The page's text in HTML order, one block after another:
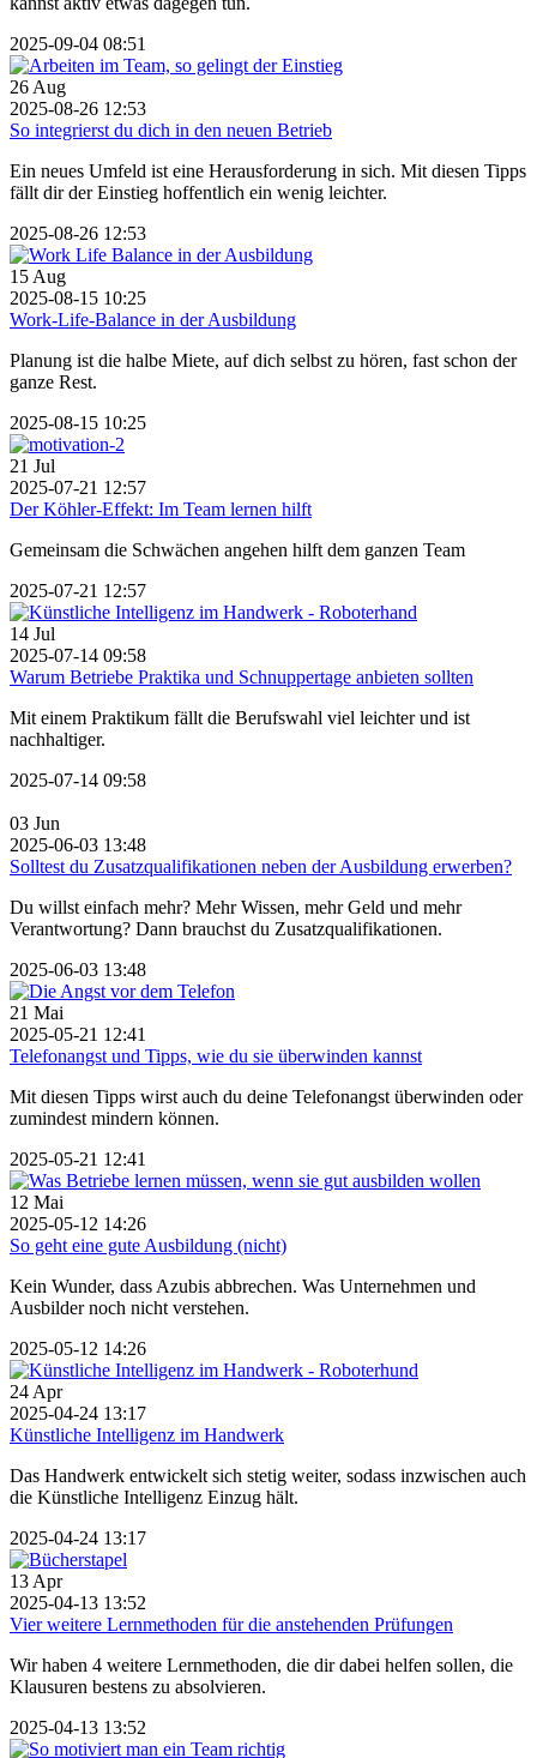
2025-09-04 08:51
26 Aug
2025-08-26 12:53
So integrierst du dich in den neuen Betrieb
Ein neues Umfeld ist eine Herausforderung in sich. Mit diesen Tipps
fällt dir der Einstieg hoffentlich ein wenig leichter.
2025-08-26 12:53
15 Aug
2025-08-15 10:25
Work-Life-Balance in der Ausbildung
Planung ist die halbe Miete, auf dich selbst zu hören, fast schon der
ganze Rest.
2025-08-15 10:25
21 Jul
2025-07-21 12:57
Der Köhler-Effekt: Im Team lernen hilft
Gemeinsam die Schwächen angehen hilft dem ganzen Team
2025-07-21 12:57
14 Jul
2025-07-14 09:58
Warum Betriebe Praktika und Schnuppertage anbieten sollten
Mit einem Praktikum fällt die Berufswahl viel leichter und ist
nachhaltiger.
2025-07-14 09:58
03 Jun
2025-06-03 13:48
Solltest du Zusatzqualifikationen neben der Ausbildung erwerben?
Du willst einfach mehr? Mehr Wissen, mehr Geld und mehr
Verantwortung? Dann brauchst du Zusatzqualifikationen.
2025-06-03 13:48
21 Mai
2025-05-21 12:41
Telefonangst und Tipps, wie du sie überwinden kannst
Mit diesen Tipps wirst auch du deine Telefonangst überwinden oder
zumindest mindern können.
2025-05-21 12:41
12 Mai
2025-05-12 14:26
So geht eine gute Ausbildung (nicht)
Kein Wunder, dass Azubis abbrechen. Was Unternehmen und
Ausbilder noch nicht verstehen.
2025-05-12 14:26
24 Apr
2025-04-24 13:17
Künstliche Intelligenz im Handwerk
Das Handwerk entwickelt sich stetig weiter, sodass inzwischen auch
die Künstliche Intelligenz Einzug hält.
2025-04-24 13:17
13 Apr
2025-04-13 13:52
Vier weitere Lernmethoden für die anstehenden Prüfungen
Wir haben 4 weitere Lernmethoden, die dir dabei helfen sollen, die
Klausuren bestens zu absolvieren.
2025-04-13 13:52